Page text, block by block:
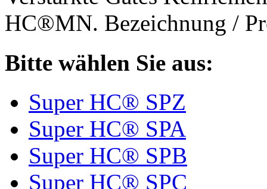
HC®MN. Bezeichnung /
Bitte wählen Sie aus:
Super HC® SPZ
Super HC® SPA
Super HC® SPB
Super HC® SPC